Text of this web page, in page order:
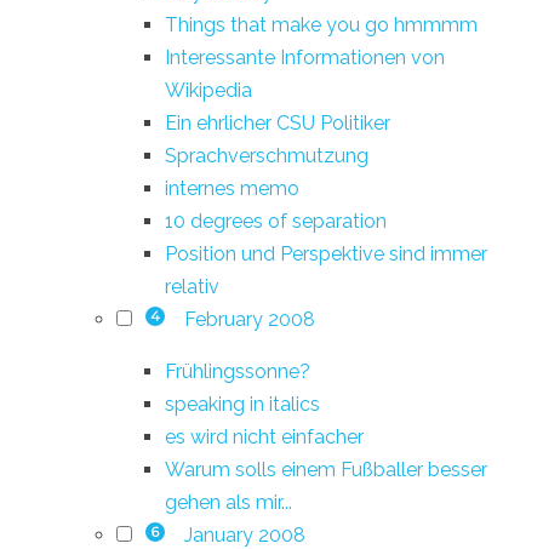
Things that make you go hmmmm
Interessante Informationen von
Wikipedia
Ein ehrlicher CSU Politiker
Sprachverschmutzung
internes memo
10 degrees of separation
Position und Perspektive sind immer
relativ
4 February 2008
Frühlingssonne?
speaking in italics
es wird nicht einfacher
Warum solls einem Fußballer besser
gehen als mir...
6 January 2008